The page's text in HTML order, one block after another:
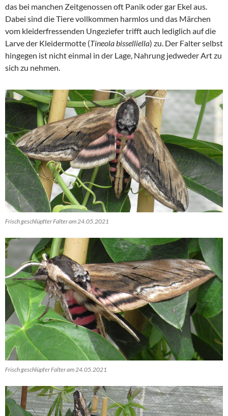
das bei manchen Zeitgenossen oft Panik oder gar Ekel aus.
Dabei sind die Tiere vollkommen harmlos und das Märchen
vom kleiderfressenden Ungeziefer trifft auch lediglich auf die
Larve der Kleidermotte (Tineola bisselliella) zu. Der Falter selbst
hingegen ist nicht einmal in der Lage, Nahrung jedweder Art zu
sich zu nehmen.
Frisch geschlüpfter Falter am 24.05.2021
Frisch geschlüpfer Falter am 24.05.2021